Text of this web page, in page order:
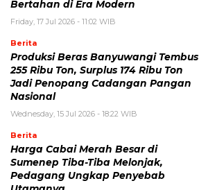
Bertahan di Era Modern
Friday, 17 Jul 2026 - 11:02 WIB
Berita
Produksi Beras Banyuwangi Tembus
255 Ribu Ton, Surplus 174 Ribu Ton
Jadi Penopang Cadangan Pangan
Nasional
Wednesday, 15 Jul 2026 - 18:22 WIB
Berita
Harga Cabai Merah Besar di
Sumenep Tiba-Tiba Melonjak,
Pedagang Ungkap Penyebab